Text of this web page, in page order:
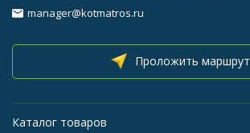
manager@kotmatros.ru
Проложить маршрут
Каталог товаров